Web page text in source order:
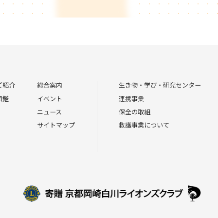
紹介
鑑
総合案内
イベント
ニュース
サイトマップ
生き物・学び・研究センター
連携事業
保全の取組
救護事業について